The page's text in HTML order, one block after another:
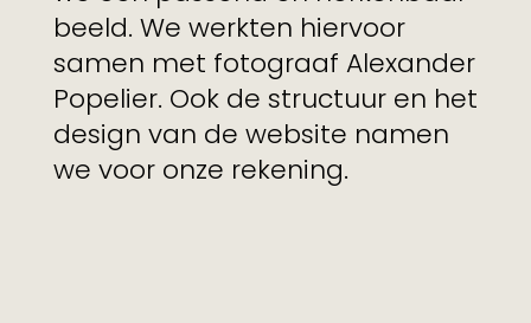
beeld. We werkten hiervoor
samen met fotograaf Alexander
Popelier. Ook de structuur en het
design van de website namen
we voor onze rekening.